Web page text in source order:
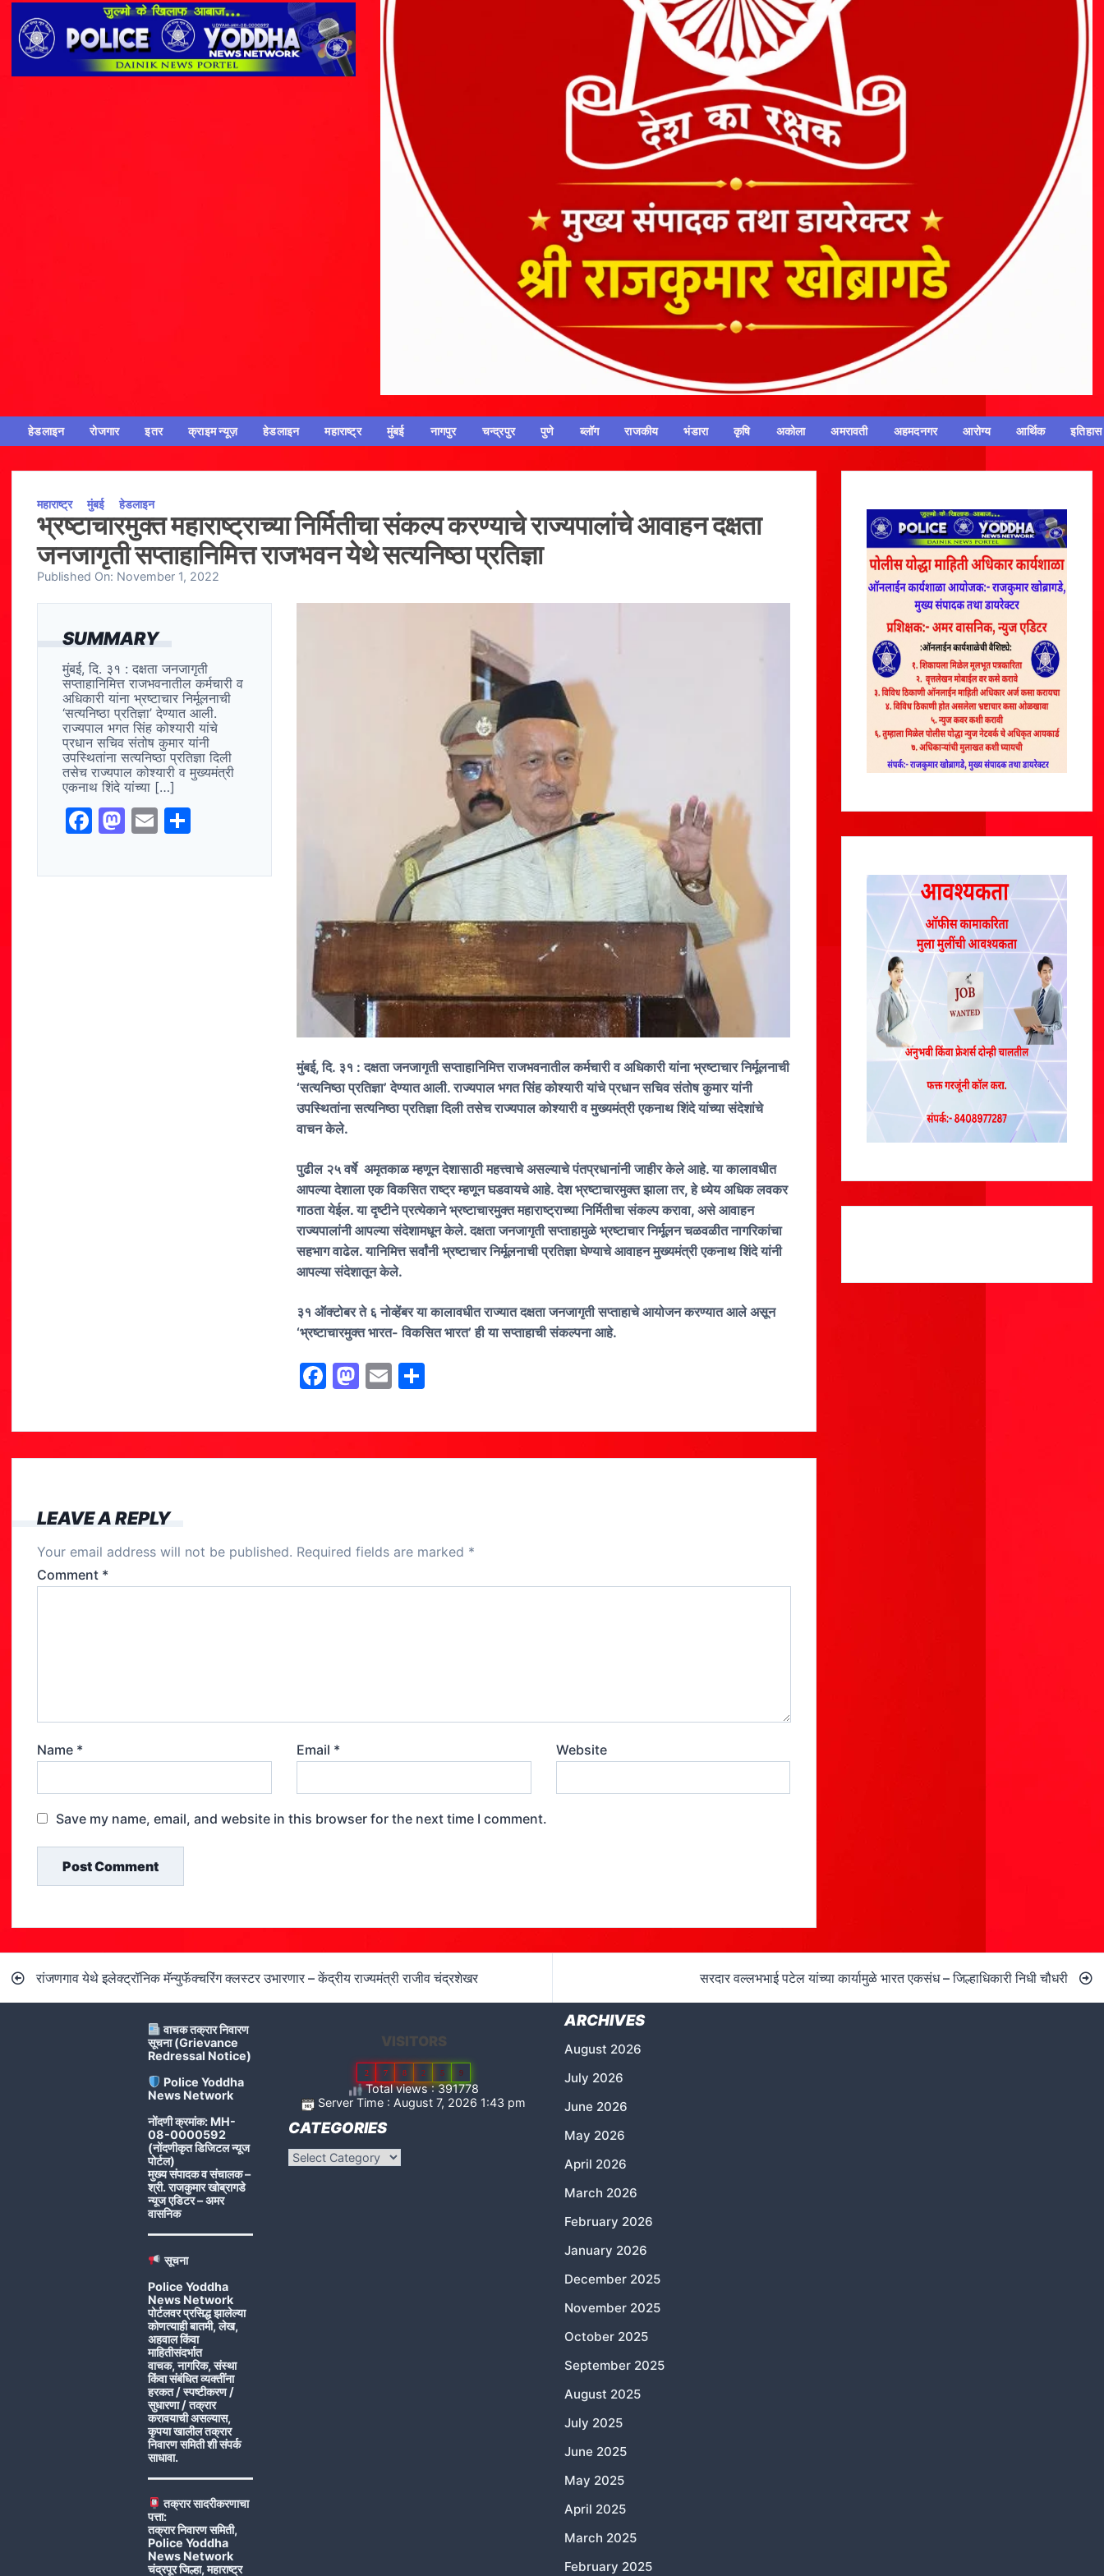
हेडलाइन रोजगार इतर क्राइम न्यूज़ हेडलाइन महाराष्ट्र मुंबई नागपुर चन्द्रपुर पुणे ब्लॉग राजकीय भंडारा कृषि अकोला अमरावती अहमदनगर आरोग्य आर्थिक इतिहास
महाराष्ट्र मुंबई हेडलाइन
भ्रष्टाचारमुक्त महाराष्ट्राच्या निर्मितीचा संकल्प करण्याचे राज्यपालांचे आवाहन दक्षता
जनजागृती सप्ताहानिमित्त राजभवन येथे सत्यनिष्ठा प्रतिज्ञा
Published On: November 1, 2022
SUMMARY
मुंबई, दि. ३१ : दक्षता जनजागृती
सप्ताहानिमित्त राजभवनातील कर्मचारी व
अधिकारी यांना भ्रष्टाचार निर्मूलनाची
‘सत्यनिष्ठा प्रतिज्ञा’ देण्यात आली.
राज्यपाल भगत सिंह कोश्यारी यांचे
प्रधान सचिव संतोष कुमार यांनी
उपस्थितांना सत्यनिष्ठा प्रतिज्ञा दिली
तसेच राज्यपाल कोश्यारी व मुख्यमंत्री
एकनाथ शिंदे यांच्या […]
F
c
M
st
E
ai ar
मुंबई, दि. ३१ : दक्षता जनजागृती सप्ताहानिमित्त राजभवनातील कर्मचारी व अधिकारी यांना भ्रष्टाचार निर्मूलनाची
‘सत्यनिष्ठा प्रतिज्ञा’ देण्यात आली. राज्यपाल भगत सिंह कोश्यारी यांचे प्रधान सचिव संतोष कुमार यांनी
उपस्थितांना सत्यनिष्ठा प्रतिज्ञा दिली तसेच राज्यपाल कोश्यारी व मुख्यमंत्री एकनाथ शिंदे यांच्या संदेशांचे
वाचन केले.
पुढील २५ वर्षे अमृतकाळ म्हणून देशासाठी महत्त्वाचे असल्याचे पंतप्रधानांनी जाहीर केले आहे. या कालावधीत
आपल्या देशाला एक विकसित राष्ट्र म्हणून घडवायचे आहे. देश भ्रष्टाचारमुक्त झाला तर, हे ध्येय अधिक लवकर
गाठता येईल. या दृष्टीने प्रत्येकाने भ्रष्टाचारमुक्त महाराष्ट्राच्या निर्मितीचा संकल्प करावा, असे आवाहन
राज्यपालांनी आपल्या संदेशामधून केले. दक्षता जनजागृती सप्ताहामुळे भ्रष्टाचार निर्मूलन चळवळीत नागरिकांचा
सहभाग वाढेल. यानिमित्त सर्वांनी भ्रष्टाचार निर्मूलनाची प्रतिज्ञा घेण्याचे आवाहन मुख्यमंत्री एकनाथ शिंदे यांनी
आपल्या संदेशातून केले.
३१ ऑक्टोबर ते ६ नोव्हेंबर या कालावधीत राज्यात दक्षता जनजागृती सप्ताहाचे आयोजन करण्यात आले असून
‘भ्रष्टाचारमुक्त भारत- विकसित भारत’ ही या सप्ताहाची संकल्पना आहे.
F
c
e
k
M
st
o
E
ai
l
S
ar
e
LEAVE A REPLY
Your email address will not be published. Required fields are marked *
Comment *
Name * Email * Website
Save my name, email, and website in this browser for the next time I comment.
navigation
रांजणगाव येथे इलेक्ट्रॉनिक मॅन्युफॅक्चरिंग क्लस्टर उभारणार – केंद्रीय राज्यमंत्री राजीव चंद्रशेखर सरदार वल्लभभाई पटेल यांच्या कार्यामुळे भारत एकसंध – जिल्हाधिकारी निधी चौधरी
वाचक तक्रार निवारण
सूचना (Grievance
Redressal Notice)
Police Yoddha
News Network
नोंदणी क्रमांक: MH-
08-0000592
(नोंदणीकृत डिजिटल न्यूज
पोर्टल)
मुख्य संपादक व संचालक –
श्री. राजकुमार खोब्रागडे
न्यूज एडिटर – अमर
वासनिक
सूचना
Police Yoddha
News Network
पोर्टलवर प्रसिद्ध झालेल्या
कोणत्याही बातमी, लेख,
अहवाल किंवा
माहितीसंदर्भात
वाचक, नागरिक, संस्था
किंवा संबंधित व्यक्तींना
हरकत / स्पष्टीकरण /
सुधारणा / तक्रार
करावयाची असल्यास,
कृपया खालील तक्रार
निवारण समिती शी संपर्क
साधावा.
तक्रार सादरीकरणाचा
पत्ता:
तक्रार निवारण समिती,
Police Yoddha
News Network
चंद्रपूर जिल्हा, महाराष्ट्र
VISITORS
2 7 8 2 5 9
Total views : 391778
Server Time : August 7, 2026 1:43 pm
CATEGORIES
Categories
ARCHIVES
August 2026
July 2026
June 2026
May 2026
April 2026
March 2026
February 2026
January 2026
December 2025
November 2025
October 2025
September 2025
August 2025
July 2025
June 2025
May 2025
April 2025
March 2025
February 2025